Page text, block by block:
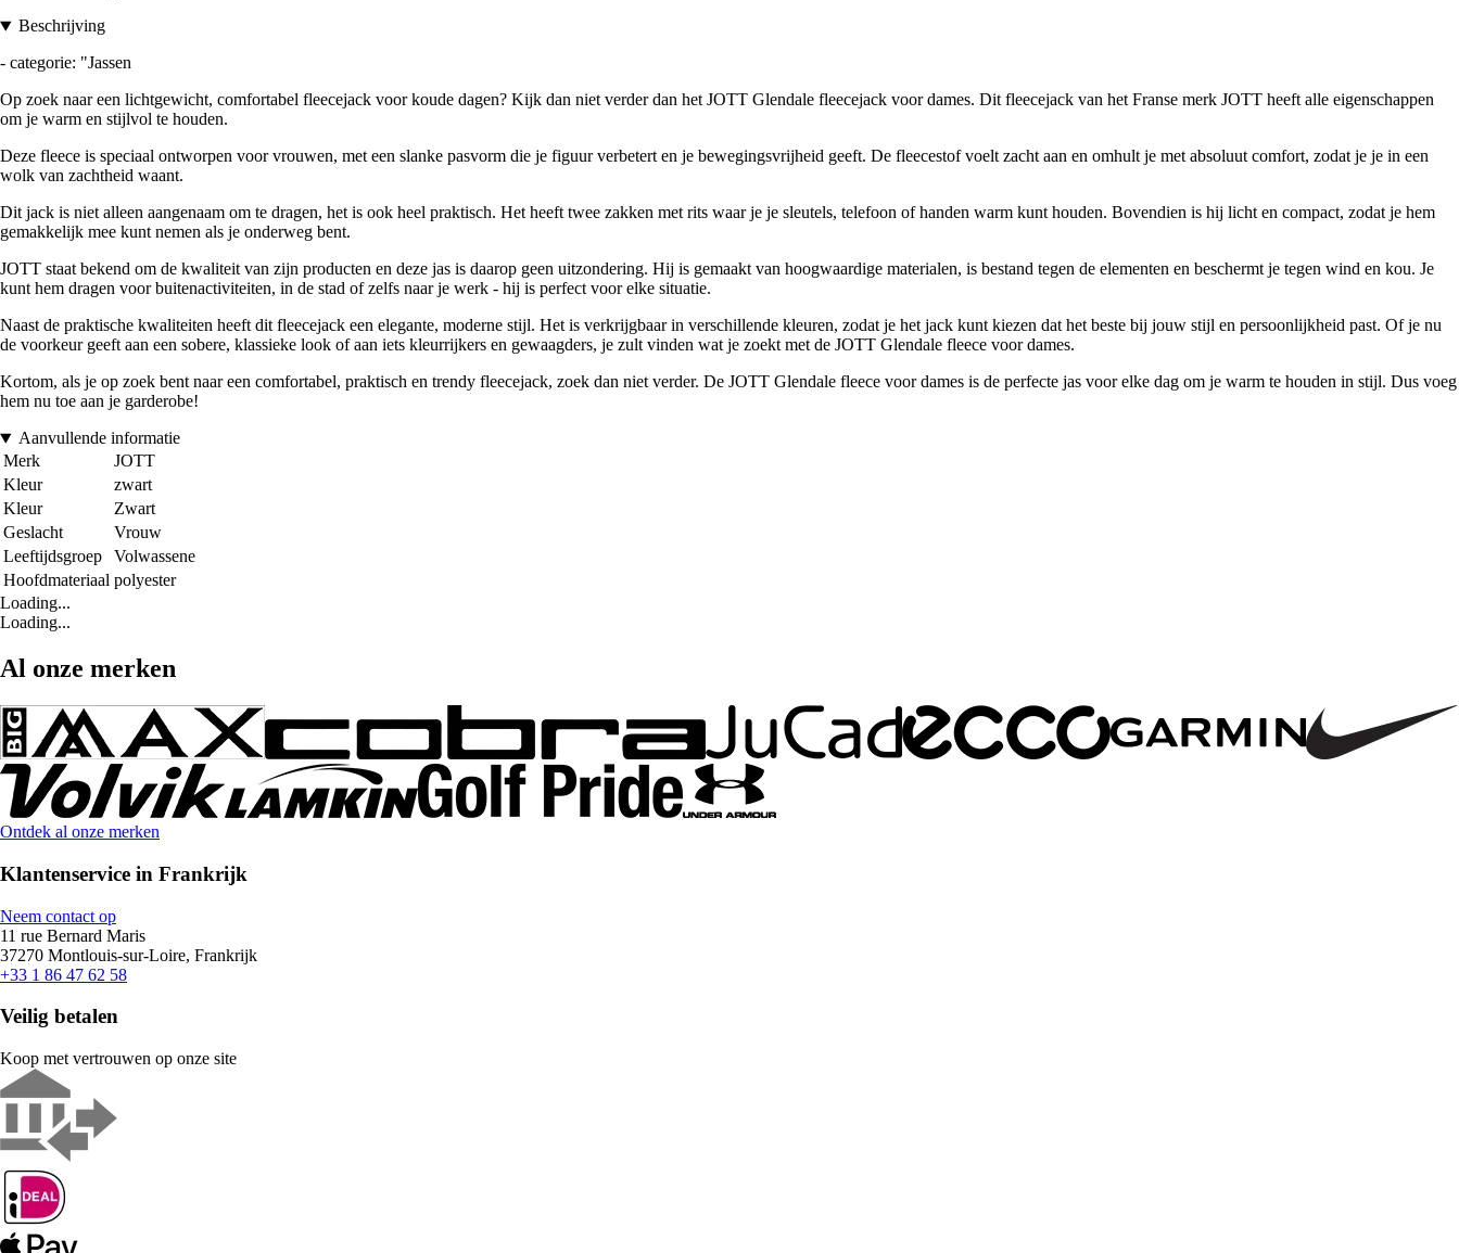
Beschrijving
- categorie: "Jassen
Op zoek naar een lichtgewicht, comfortabel fleecejack voor koude dagen? Kijk dan niet verder dan het JOTT Glendale fleecejack voor dames. Dit fleecejack van het Franse merk JOTT heeft alle eigenschappen
om je warm en stijlvol te houden.
Deze fleece is speciaal ontworpen voor vrouwen, met een slanke pasvorm die je figuur verbetert en je bewegingsvrijheid geeft. De fleecestof voelt zacht aan en omhult je met absoluut comfort, zodat je je in een
wolk van zachtheid waant.
Dit jack is niet alleen aangenaam om te dragen, het is ook heel praktisch. Het heeft twee zakken met rits waar je je sleutels, telefoon of handen warm kunt houden. Bovendien is hij licht en compact, zodat je hem
gemakkelijk mee kunt nemen als je onderweg bent.
JOTT staat bekend om de kwaliteit van zijn producten en deze jas is daarop geen uitzondering. Hij is gemaakt van hoogwaardige materialen, is bestand tegen de elementen en beschermt je tegen wind en kou. Je
kunt hem dragen voor buitenactiviteiten, in de stad of zelfs naar je werk - hij is perfect voor elke situatie.
Naast de praktische kwaliteiten heeft dit fleecejack een elegante, moderne stijl. Het is verkrijgbaar in verschillende kleuren, zodat je het jack kunt kiezen dat het beste bij jouw stijl en persoonlijkheid past. Of je nu
de voorkeur geeft aan een sobere, klassieke look of aan iets kleurrijkers en gewaagders, je zult vinden wat je zoekt met de JOTT Glendale fleece voor dames.
Kortom, als je op zoek bent naar een comfortabel, praktisch en trendy fleecejack, zoek dan niet verder. De JOTT Glendale fleece voor dames is de perfecte jas voor elke dag om je warm te houden in stijl. Dus voeg
hem nu toe aan je garderobe!
Aanvullende informatie
Merk
JOTT
Kleur
zwart
Kleur
Zwart
Geslacht
Vrouw
Leeftijdsgroep
Volwassene
Hoofdmateriaal polyester
Loading...
Loading...
Al onze merken
Ontdek al onze merken
Klantenservice in Frankrijk
Neem contact op
11 rue Bernard Maris
37270 Montlouis-sur-Loire, Frankrijk
+33 1 86 47 62 58
Veilig betalen
Koop met vertrouwen op onze site